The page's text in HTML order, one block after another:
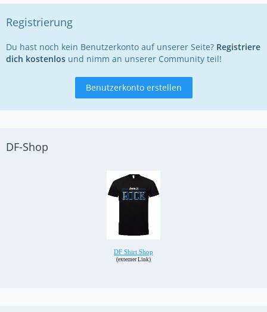
Registrierung
Du hast noch kein Benutzerkonto auf unserer Seite? Registriere
dich kostenlos und nimm an unserer Community teil!
Benutzerkonto erstellen
DF-Shop